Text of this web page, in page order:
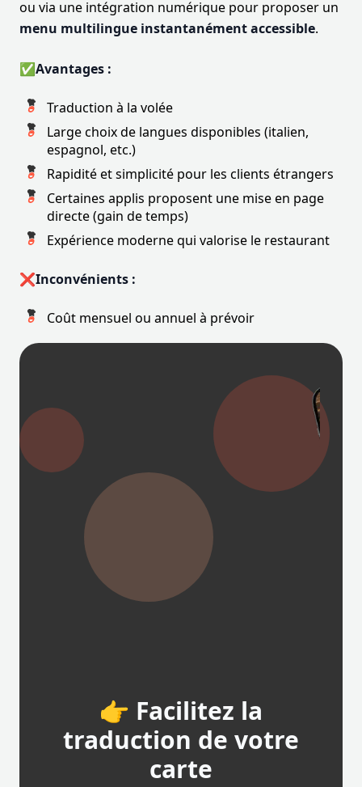
ou via une intégration numérique pour proposer un
menu multilingue instantanément accessible.
✅Avantages :
Traduction à la volée
Large choix de langues disponibles (italien,
espagnol, etc.)
Rapidité et simplicité pour les clients étrangers
Certaines applis proposent une mise en page
directe (gain de temps)
Expérience moderne qui valorise le restaurant
❌Inconvénients :
Coût mensuel ou annuel à prévoir
👉 Facilitez la
traduction de votre
carte